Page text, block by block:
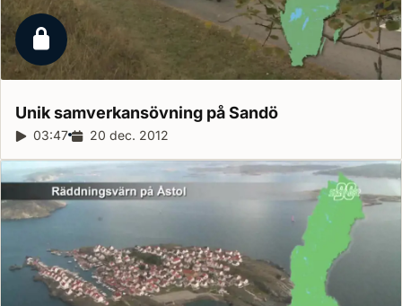
Låst reportage
Unik samverkansövning påSandö
Reportagelängd:
03:47 Releasedatum:
20 dec. 2012